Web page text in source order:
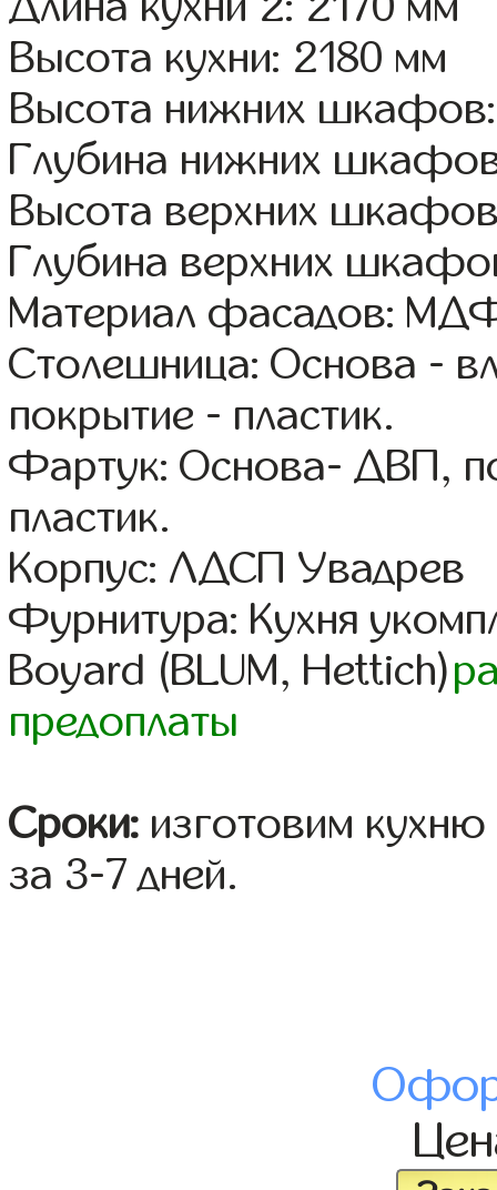
Высота кухни: 2180 мм
Высота нижних
Глубина нижних
Высота верхних
Глубина верхних
Материал фасадов:
Столешница: Основа -
покрытие - пластик.
Фартук: Основа- ДВП,
пластик.
Корпус: ЛДСП Увадрев
Фурнитура: Кухня
Boyard (BLUM, Hettich)
предоплаты
Сроки: изготовим
за 3-7 дней.